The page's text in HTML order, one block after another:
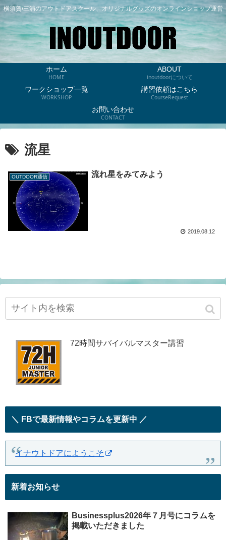
横須賀/三浦のアウトドアスクール、オリジナルグッズのオンラインショップ運営
ホーム
HOME
ABOUT
inoutdoorについて
ワークショップ一覧
WORKSHOP
講習依頼はこちら
CourseRequest
お問い合わせ
CONTACT
流星
OUTDOOR通信 流れ星をみてみよう
2019.08.12
72時間サバイバルマスター講習
＼ FBで最新情報やコラムを更新中 ／
イナウトドアにようこそ
新着お知らせ
Businessplus2026年７月号にコラムを
掲載いただきました